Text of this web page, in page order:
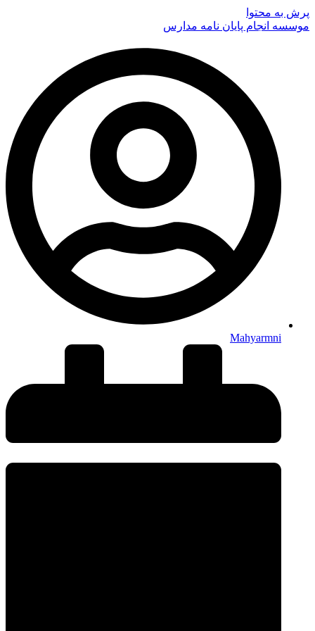
پرش به محتوا
موسسه انجام پایان نامه مدارس
Mahyarmni